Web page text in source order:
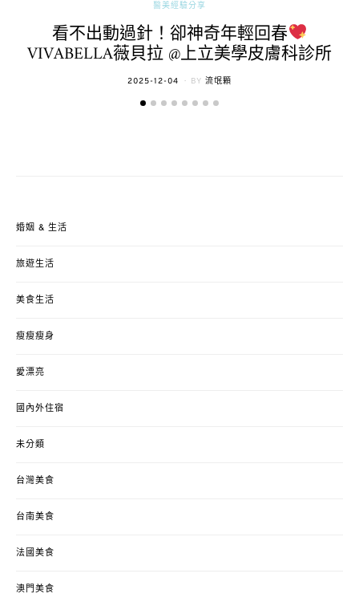
醫美經驗分享
看不出動過針！卻神奇年輕回春
VIVABELLA薇貝拉 @上立美學皮膚科診所
POSTED
2025-12-04 BY 流氓顆
婚姻 & 生活
旅遊生活
美食生活
瘦瘦瘦身
愛漂亮
國內外住宿
未分類
台灣美食
台南美食
法國美食
澳門美食